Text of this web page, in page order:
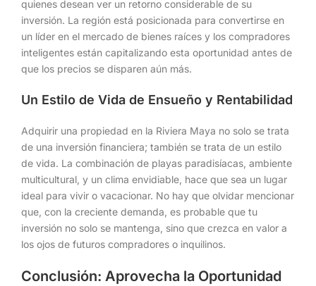
quienes desean ver un retorno considerable de su
inversión. La región está posicionada para convertirse en
un líder en el mercado de bienes raíces y los compradores
inteligentes están capitalizando esta oportunidad antes de
que los precios se disparen aún más.
Un Estilo de Vida de Ensueño y Rentabilidad
Adquirir una propiedad en la Riviera Maya no solo se trata
de una inversión financiera; también se trata de un estilo
de vida. La combinación de playas paradisíacas, ambiente
multicultural, y un clima envidiable, hace que sea un lugar
ideal para vivir o vacacionar. No hay que olvidar mencionar
que, con la creciente demanda, es probable que tu
inversión no solo se mantenga, sino que crezca en valor a
los ojos de futuros compradores o inquilinos.
Conclusión: Aprovecha la Oportunidad